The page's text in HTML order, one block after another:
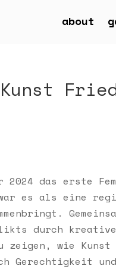
about
2024 das erste
es als eine
durch
zeigen, wie
Gerechtigkeit